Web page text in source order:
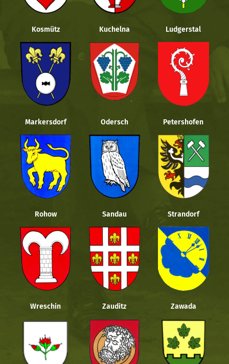
Kosmütz Kuchelna Ludgerstal
Markersdorf Odersch Petershofen
Rohow Sandau Strandorf
Wreschin Zauditz Zawada